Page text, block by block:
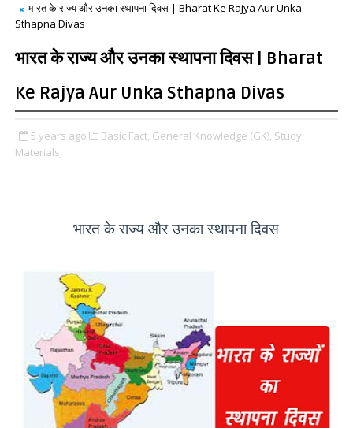
भारत के राज्य और उनका स्थापना दिवस | Bharat Ke Rajya Aur Unka
Sthapna Divas
भारत के राज्य और उनका स्थापना दिवस | Bharat
Ke Rajya Aur Unka Sthapna Divas
5 years ago Basic Fact, General Knowledge (GK), Study
Materials,
भारत के राज्य और उनका स्थापना दिवस